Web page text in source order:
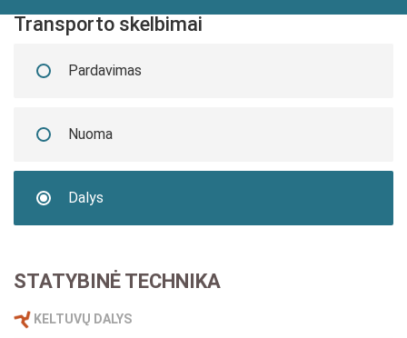
Transporto skelbimai
Pardavimas
Nuoma
Dalys
STATYBINĖ TECHNIKA
KELTUVŲ DALYS